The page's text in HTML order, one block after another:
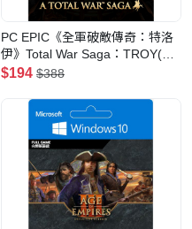
PC EPIC《全軍破敵傳奇：特洛
伊》Total War Saga：TROY(數
位版)
$194 $388